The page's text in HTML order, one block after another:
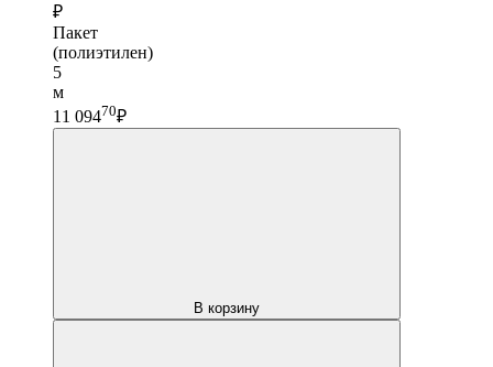
₽
Пакет
(полиэтилен)
5
м
11 09470₽
В корзину